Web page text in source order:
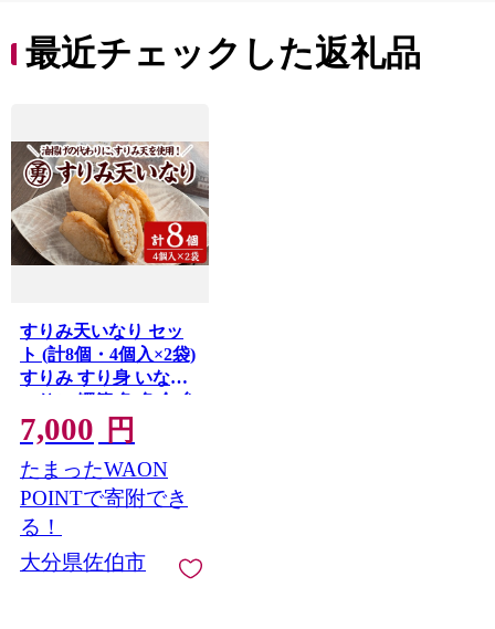
最近チェックした返礼品
すりみ天いなり セッ
ト (計8個・4個入×2袋)
すりみ すり身 いなり
いりこ 鰹節 魚 魚介 弁
当 惣菜 冷凍 セット 大
分県 佐伯市【FK05】
【早川商店】
7,000 円
たまったWAON
POINTで寄附でき
る！
大分県佐伯市